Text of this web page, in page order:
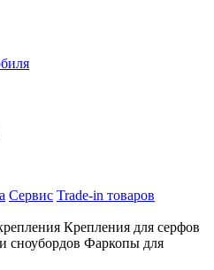
Сервис Trade-in товаров
Крепления для серфов
сноубордов Фаркопы для